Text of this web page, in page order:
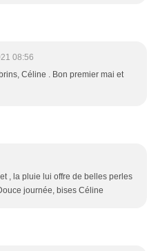
08:56
Céline . Bon premier mai et
, la pluie lui offre de belles perles
journée, bises Céline